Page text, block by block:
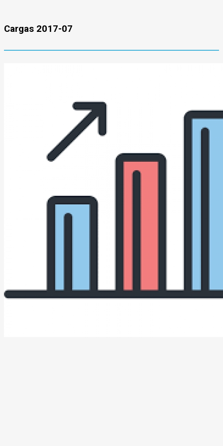
Cargas 2017-07